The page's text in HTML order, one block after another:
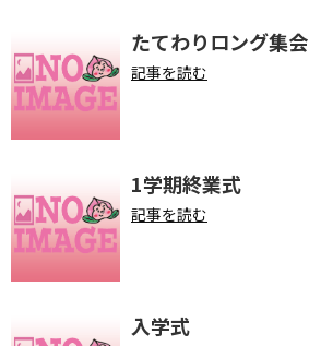
たてわりロング集会
記事を読む
1学期終業式
記事を読む
入学式